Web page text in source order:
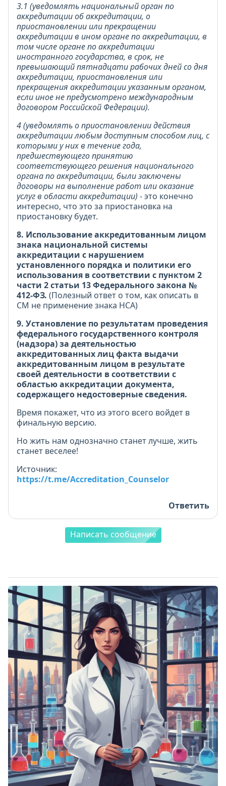
3.1 (уведомлять национальный орган по
аккредитации об аккредитации, о
приостановлении или прекращении
аккредитации в ином органе по аккредитации, в
том числе органе по аккредитации
иностранного государства, в срок, не
превышающий пятнадцати рабочих дней со дня
аккредитации, приостановления или
прекращения аккредитации указанным органом,
если иное не предусмотрено международным
договором Российской Федерации).
4 (уведомлять о приостановлении действия
аккредитации любым доступным способом лиц, с
которыми у них в течение года,
предшествующего принятию
соответствующего решения национального
органа по аккредитации, были заключены
договоры на выполнение работ или оказание
услуг в области аккредитации) - это конечно
интересно, что это за приостановка на
приостановку будет.
8. Использование аккредитованным лицом
знака национальной системы
аккредитации с нарушением
установленного порядка и политики его
использования в соответствии с пунктом 2
части 2 статьи 13 Федерального закона №
412-ФЗ. (Полезный ответ о том, как описать в
СМ не применение знака НСА)
9. Установление по результатам проведения
федерального государственного контроля
(надзора) за деятельностью
аккредитованных лиц факта выдачи
аккредитованным лицом в результате
своей деятельности в соответствии с
областью аккредитации документа,
содержащего недостоверные сведения.
Время покажет, что из этого всего войдет в
финальную версию.
Но жить нам однозначно станет лучше, жить
станет веселее!
Источник:
https://t.me/Accreditation_Counselor
Ответить
Написать сообщение